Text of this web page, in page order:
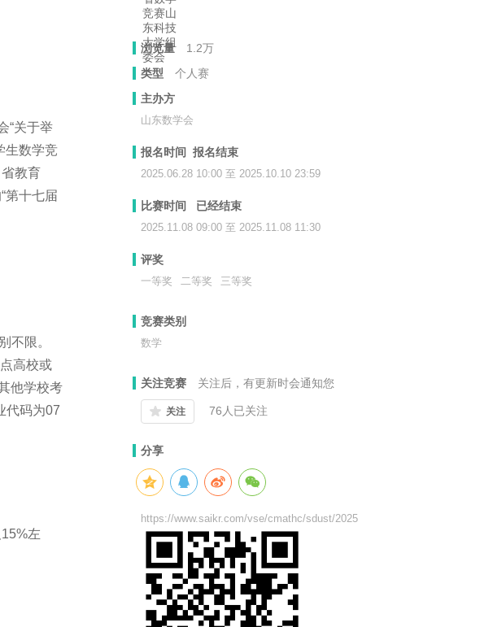
“关于举
生数学竞
教育
第十七届
不限。
高校或
他学校考
代码为07
左
浏览量
1.2万
类型
个人赛
主办方
山东数学会
报名时间 报名结束
2025.06.28 10:00 至 2025.10.10 23:59
比赛时间 已经结束
2025.11.08 09:00 至 2025.11.08 11:30
评奖
一等奖 二等奖 三等奖
竞赛类别
数学
关注竞赛 关注后，有更新时会通知您
关注 76人已关注
分享
https://www.saikr.com/vse/cmathc/sdust/2025